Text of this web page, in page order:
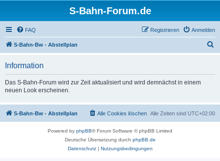
S-Bahn-Forum.de
FAQ Anmelden
Registrieren
S-Bahn-Bw - Abstellplan
Information
Das S-Bahn-Forum wird zur Zeit aktualisiert und wird demnächst in einem
neuen Look erscheinen.
S-Bahn-Bw - Abstellplan Alle Zeiten sind UTC+02:00
Alle Cookies löschen
Powered by phpBB® Forum Software © phpBB Limited
Deutsche Übersetzung durch phpBB.de
Datenschutz| Nutzungsbedingungen